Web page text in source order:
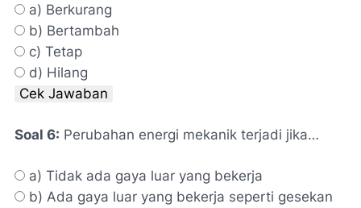
a) Berkurang
b) Bertambah
c) Tetap
d) Hilang
Cek Jawaban
Soal 6: Perubahan energi mekanik terjadi jika…
a) Tidak ada gaya luar yang bekerja
b) Ada gaya luar yang bekerja seperti gesekan